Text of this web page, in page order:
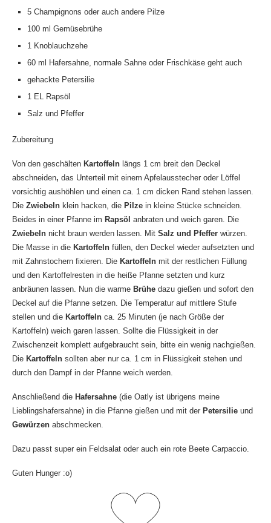
5 Champignons oder auch andere Pilze
100 ml Gemüsebrühe
1 Knoblauchzehe
60 ml Hafersahne, normale Sahne oder Frischkäse geht auch
gehackte Petersilie
1 EL Rapsöl
Salz und Pfeffer
Zubereitung
Von den geschälten Kartoffeln längs 1 cm breit den Deckel
abschneiden, das Unterteil mit einem Apfelausstecher oder Löffel
vorsichtig aushöhlen und einen ca. 1 cm dicken Rand stehen lassen.
Die Zwiebeln klein hacken, die Pilze in kleine Stücke schneiden.
Beides in einer Pfanne im Rapsöl anbraten und weich garen. Die
Zwiebeln nicht braun werden lassen. Mit Salz und Pfeffer würzen.
Die Masse in die Kartoffeln füllen, den Deckel wieder aufsetzten und
mit Zahnstochern fixieren. Die Kartoffeln mit der restlichen Füllung
und den Kartoffelresten in die heiße Pfanne setzten und kurz
anbräunen lassen. Nun die warme Brühe dazu gießen und sofort den
Deckel auf die Pfanne setzen. Die Temperatur auf mittlere Stufe
stellen und die Kartoffeln ca. 25 Minuten (je nach Größe der
Kartoffeln) weich garen lassen. Sollte die Flüssigkeit in der
Zwischenzeit komplett aufgebraucht sein, bitte ein wenig nachgießen.
Die Kartoffeln sollten aber nur ca. 1 cm in Flüssigkeit stehen und
durch den Dampf in der Pfanne weich werden.
Anschließend die Hafersahne (die Oatly ist übrigens meine
Lieblingshafersahne) in die Pfanne gießen und mit der Petersilie und
Gewürzen abschmecken.
Dazu passt super ein Feldsalat oder auch ein rote Beete Carpaccio
Guten Hunger :o)